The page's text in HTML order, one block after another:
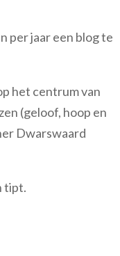
per jaar een blog te
het centrum van
(geloof, hoop en
Dwarswaard
tipt.